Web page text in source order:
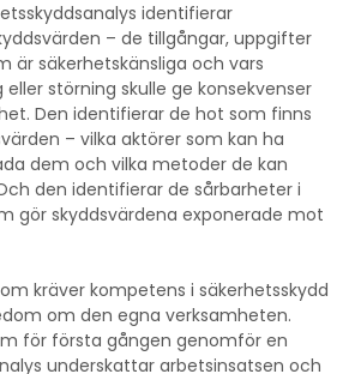
identifierar
– de tillgångar, uppgifter
är säkerhetskänsliga och vars
störning skulle ge konsekvenser
Den identifierar de hot som finns
– vilka aktörer som kan ha
dem och vilka metoder de kan
den identifierar de sårbarheter i
gör skyddsvärdena exponerade mot
kräver kompetens i säkerhetsskydd
om den egna verksamheten.
för första gången genomför en
underskattar arbetsinsatsen och